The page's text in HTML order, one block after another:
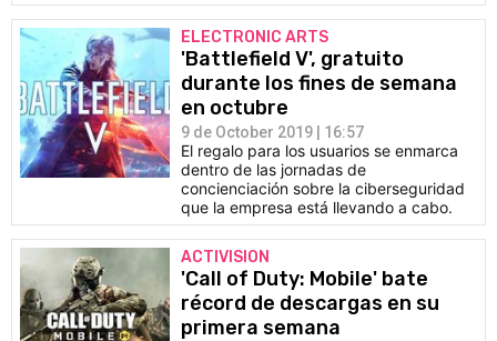
ELECTRONIC ARTS
'Battlefield V', gratuito
durante los fines de semana
en octubre
9 de October 2019 | 16:57
El regalo para los usuarios se enmarca
dentro de las jornadas de
concienciación sobre la ciberseguridad
que la empresa está llevando a cabo.
ACTIVISION
'Call of Duty: Mobile' bate
récord de descargas en su
primera semana